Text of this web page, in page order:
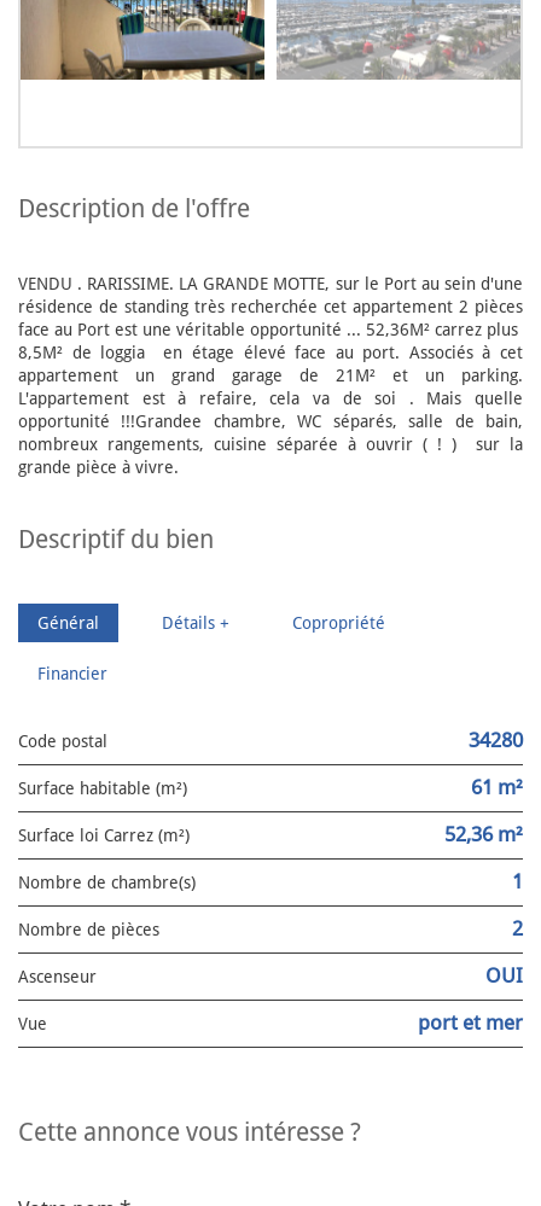
description de l'offre
VENDU . RARISSIME. LA GRANDE MOTTE, sur le Port au sein d'une
résidence de standing très recherchée cet appartement 2 pièces
face au Port est une véritable opportunité ... 52,36M² carrez plus
8,5M² de loggia en étage élevé face au port. Associés à cet
appartement un grand garage de 21M² et un parking.
L'appartement est à refaire, cela va de soi . Mais quelle
opportunité !!!Grandee chambre, WC séparés, salle de bain,
nombreux rangements, cuisine séparée à ouvrir ( ! ) sur la
grande pièce à vivre.
descriptif du bien
Général Détails + Copropriété
Financier
Code postal 34280
Surface habitable (m²) 61 m²
Surface loi Carrez (m²) 52,36 m²
Nombre de chambre(s) 1
Nombre de pièces 2
Ascenseur OUI
Vue port et mer
cette annonce vous intéresse ?